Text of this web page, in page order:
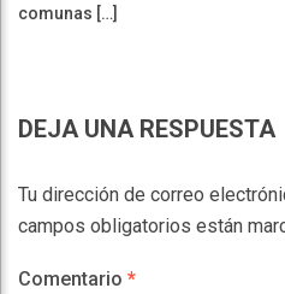
comunas […]
DEJA UNA RESPUESTA
Tu dirección de correo
campos obligatorios están
Comentario *